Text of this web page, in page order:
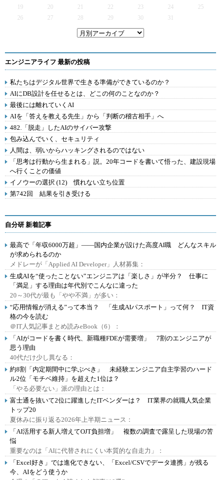
19
20 21 22 23 24
25
26
27 28 29 30 31
エンジニアライフ 最新の投稿
私たちはデジタル世界で生きる準備ができているのか？
AIにDB設計を任せるとは、どこの何のことなのか？
最後には離れていくAI
AIを「答えを教える先生」から「判断の稽古相手」へ
482.「脱走」したAIのサイバー攻撃
包み込んでいく、セキュリティ
人間は、弱いからハッキングされるのではない
「思考は行動から生まれる」説。20年コードを書いて悟った、建設現場
へ行くことの価値
イノウーの選択 (12) 慣れない立ち位置
第742回 結果を引き受ける
自分研 新着記事
最高で「年収6000万超」――国内企業が設けた高度AI職 どんなスキル
が求められるのか
メドレーが「Applied AI Developer」人材募集：
生成AIを“使ったことない”エンジニアは「楽しさ」が半分？ 仕事に
「満足」する理由は年代別でこんなに違った
20～30代が最も「やや不満」が多い：
“応用情報が消える”って本当？ 「生成AIパスポート」って何？ IT資
格の今を読む
＠IT人気記事まとめ読みeBook（6）：
「AIがコードを書く時代、新職種FDEが需要増」 7割のエンジニアが
思う理由
40代だけ少し異なる：
約8割「内定期間中に学ぶべき」 未経験エンジニア自主学習のハード
ル2位「モチベ維持」を超えた1位は？
「やる必要ない」派の理由とは：
富士通を抜いて2位に躍進したITベンダーは？ IT業界の就職人気企業
トップ20
夏休みに振り返る2026年上半期ニュース：
「AI活用する新人増えてOJT負担増」 複数の調査で露呈した現場の苦
悩
重要なのは「AIに代替されにくい本質的な自走力」：
「Excel好き」では進化できない、「Excel/CSVでデータ連携」が残る
今、AIをどう使うか